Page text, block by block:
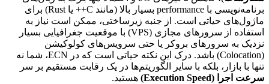
برنامه‌نویسی با performance بسیار بالا (مانند C++ یا Rust) برای
ماژول‌های حیاتی است. از جنبه زیرساختی، ممکن است نیاز به
استفاده از سرورهای مجازی (VPS) با موقعیت جغرافیایی بسیار
نزدیک به سرورهای بروکر یا حتی سرویس‌های کولوکیشن
(Colocation) باشد. درک این نکته حیاتی است که در ECN، شما نه
تنها با بازار، بلکه با سایر الگوریتم‌ها در یک رقابت مستقیم بر سر
سرعت اجرا (Execution Speed)
هستید.